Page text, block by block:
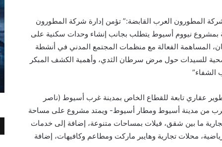
المطورون العرب القابضة:” تؤمن إدارة شركة المطورون
بمشروع نيووم أسيوط يتطلب بجانب إنشاء وحدات سكنية على
المساهمة الفعالة مع منظمات المجتمع المدني في أنشطة
للسيدات حول مرض سرطان الثدي، وأهمية الكشف المبكر
الشفاء”
عقاري تابعة للقطاع الخاص بمدينة غرب أسيوط (ناصر
من مدينة أسيوط ومطار أسيوط- ويمتد مشروع على مساحة
2248 وحدة سكنية وتجارية ما بين شقق، فيلات بمساحات متنوعة، إضافة إلى خدمات
محلات تجارية وهايبر ماركت ومطاعم وكافيهات، إضافة